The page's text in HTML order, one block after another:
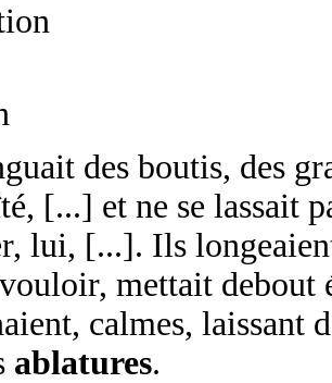
des boutis, des
[...] et ne se lassait
lui, [...]. Ils
mettait debout
calmes, laissant
ablatures.